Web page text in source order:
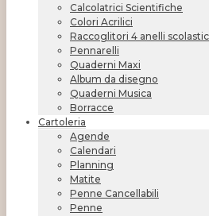
Calcolatrici Scientifiche
Colori Acrilici
Raccoglitori 4 anelli
Pennarelli
Quaderni Maxi
Album da disegno
Quaderni Musica
Borracce
Cartoleria
Agende
Calendari
Planning
Matite
Penne Cancellabili
Penne